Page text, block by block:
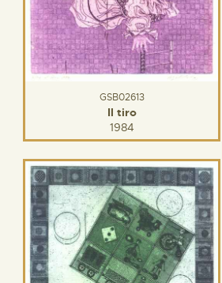
GSB02613
Il tiro
1984